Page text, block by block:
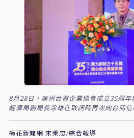
8月28日，廣州台資企業協會成立35周
經濟局副局長涂雄在致詞時再次向台商
梅花新聞網 宋秉忠/綜合報導